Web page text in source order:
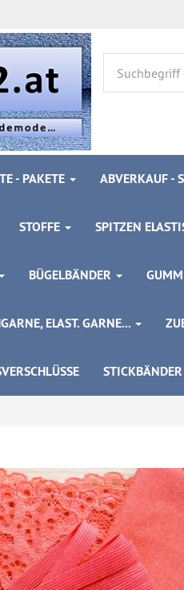
- PAKETE ABVERKAUF -
STOFFE SPITZEN
BÜGELBÄNDER
ELAST. GARNE...
STICKBÄNDER